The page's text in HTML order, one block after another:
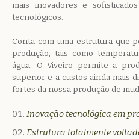
mais inovadores e
tecnológicos.
Conta com uma estrutura que
produção, tais como
água. O Viveiro permite a
superior e a custos ainda mais
fortes da nossa produção de
Inovação tecnológica em
Estrutura totalmente